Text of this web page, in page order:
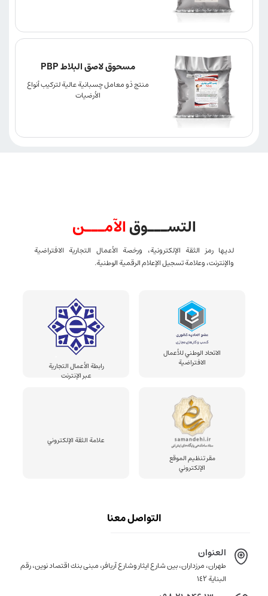
مسحوق لاصق البلاط PBP
منتج ذو معامل چسبانية عالية لتركيب أنواع
الأرضيات
التســـوقالآمـــن
لديها رمز الثقة الإلكترونية، ورخصة الأعمال التجارية الافتراضية
والإنترنت، وعلامة تسجيل الإعلام الرقمية الوطنية.
الاتحاد الوطني للأعمال
الافتراضية
رابطة الأعمال التجارية
عبر الإنترنت
مقر تنظيم الموقع
الإلكتروني
علامة الثقة الإلكتروني
التواصل معنا
العنوان
طهران، مرزداران، بين شارع ايثار وشارع آريافر، مبنى بنك اقتصاد نوين، رقم
البناية ١٤٢